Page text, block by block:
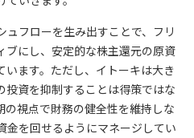
フローを生み出すことで、フリ
ブにし、安定的な株主還元の原資
ます。ただし、イトーキは大き
投資を抑制することは得策ではな
の視点で財務の健全性を維持しな
金を回せるようにマネージしてい